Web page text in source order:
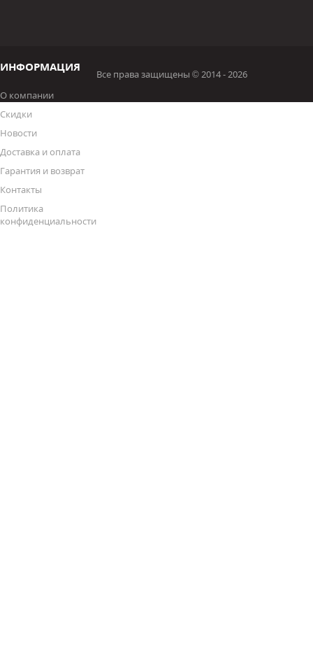
ИНФОРМАЦИЯ
О компании
Скидки
Новости
Доставка и оплата
Гарантия и возврат
Контакты
Политика
конфиденциальности
Все права защищены © 2014 - 2026